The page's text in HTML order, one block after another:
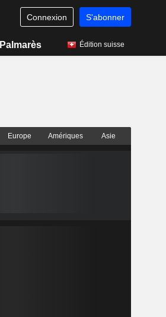
Connexion S'abonner
Palmarès Édition suisse
Europe Amériques Asie